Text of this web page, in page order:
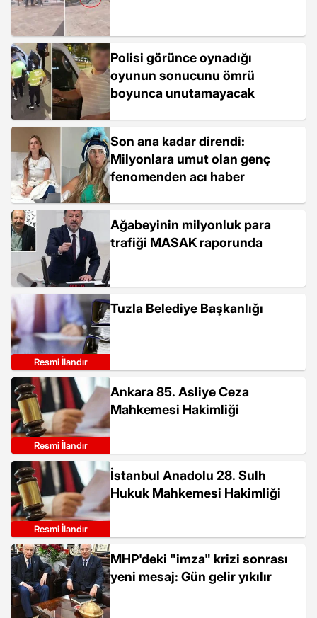
Polisi görünce oynadığı
oyunun sonucunu ömrü
boyunca unutamayacak
Son ana kadar direndi:
Milyonlara umut olan genç
fenomenden acı haber
Ağabeyinin milyonluk para
trafiği MASAK raporunda
Tuzla Belediye Başkanlığı
Resmi İlandır
Ankara 85. Asliye Ceza
Mahkemesi Hakimliği
Resmi İlandır
İstanbul Anadolu 28. Sulh
Hukuk Mahkemesi Hakimliği
Resmi İlandır
MHP'deki "imza" krizi sonrası
yeni mesaj: Gün gelir yıkılır